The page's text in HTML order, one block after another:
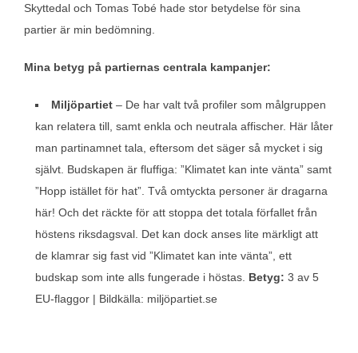
Skyttedal och Tomas Tobé hade stor betydelse för sina
partier är min bedömning.
Mina betyg på partiernas centrala kampanjer:
Miljöpartiet– De har valt två profiler som målgruppen
kan relatera till, samt enkla och neutrala affischer. Här låter
man partinamnet tala, eftersom det säger så mycket i sig
självt. Budskapen är fluffiga: ”Klimatet kan inte vänta” samt
”Hopp istället för hat”. Två omtyckta personer är dragarna
här! Och det räckte för att stoppa det totala förfallet från
höstens riksdagsval. Det kan dock anses lite märkligt att
de klamrar sig fast vid ”Klimatet kan inte vänta”, ett
budskap som inte alls fungerade i höstas. Betyg: 3 av 5
EU-flaggor | Bildkälla: miljöpartiet.se